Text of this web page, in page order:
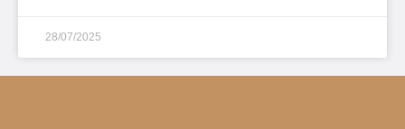
28/07/2025